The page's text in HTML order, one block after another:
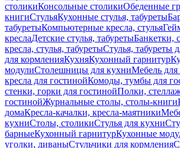
столикиКонсольные столикиОбеденные
книгиСтульяКухонные стулья, табуреты
табуретыКомпьютерные кресла, стулья
креслаДетские стулья, табуретыБанкетки,
кресла, стулья, табуретыСтулья, табуреты
для кормленияКухняКухонный гарнитур
модулиСтолешницы для кухниМебель для
кресла для гостинойКомоды, тумбы для
стенки, горки для гостинойПолки,
гостинойЖурнальные столы, столы-книги
домаКресла-качалки, кресла-маятники
кухниСтолы, столикиСтулья для кухни
барныеКухонный гарнитурКухонные
уголки, диваныСтульчики для кормления